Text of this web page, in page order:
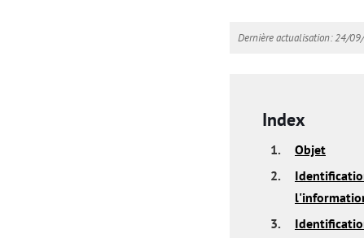
Dernière actualisation: 24/
Index
1.
Objet
2.
3.